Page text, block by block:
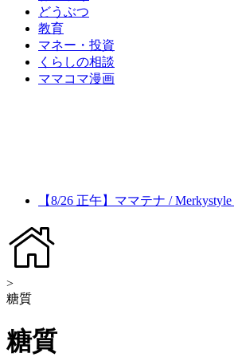
どうぶつ
教育
マネー・投資
くらしの相談
ママコマ漫画
【8/26 正午】ママテナ /
>
糖質
糖質